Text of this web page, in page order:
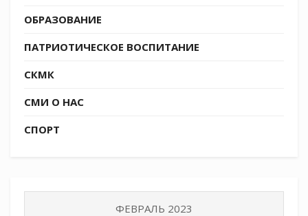
ОБРАЗОВАНИЕ
ПАТРИОТИЧЕСКОЕ ВОСПИТАНИЕ
СКМК
СМИ О НАС
СПОРТ
ФЕВРАЛЬ 2023